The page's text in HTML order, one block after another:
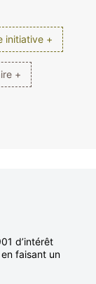
initiative +
+
d’intérêt
faisant un